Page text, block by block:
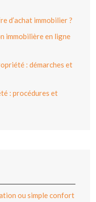
d’achat immobilier ?
immobilière en ligne
: démarches et
: procédures et
ou simple confort